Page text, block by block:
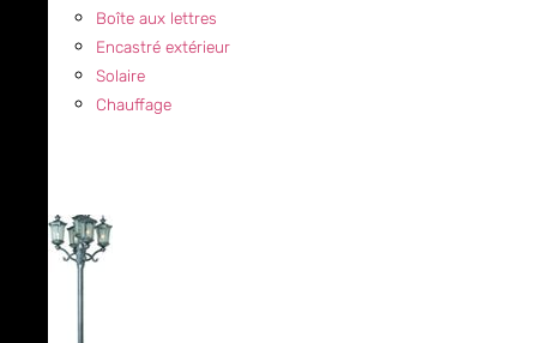
Boîte aux lettres
Encastré extérieur
Solaire
Chauffage